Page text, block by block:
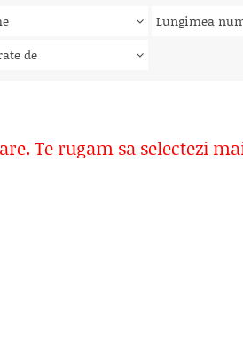
Lungimea
de
Te rugam sa selectezi